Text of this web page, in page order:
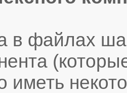
в файлах
иметь